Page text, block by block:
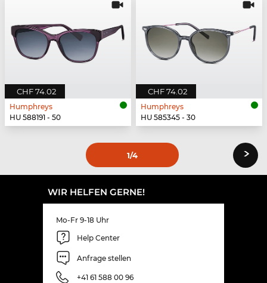
CHF 74.02
Humphreys
HU 588191 - 50
CHF 74.02
Humphreys
HU 585345 - 30
1/4 ›
WIR HELFEN GERNE!
Mo-Fr 9-18 Uhr
Help Center
Anfrage stellen
+41 61 588 00 96